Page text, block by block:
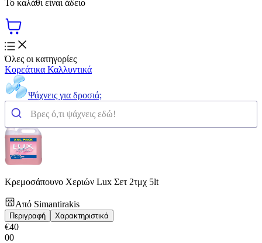
Το καλάθι είναι άδειο
Όλες οι κατηγορίες
Κορεάτικα Καλλυντικά
Ψάχνεις για δροσιά;
Κρεμοσάπουνο Χεριών Lux Σετ 2τμχ 5lt
Από Simantirakis
Περιγραφή Χαρακτηριστικά
€40
00